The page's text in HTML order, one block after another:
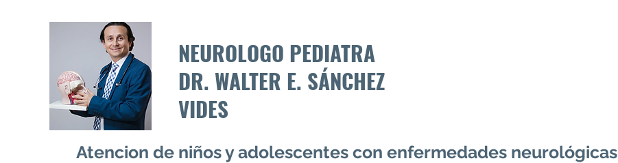
NEUROLOGO PEDIATRA
DR. WALTER E. SÁNCHEZ
VIDES
Atencion de niños y adolescentes con enfermedades neurológicas